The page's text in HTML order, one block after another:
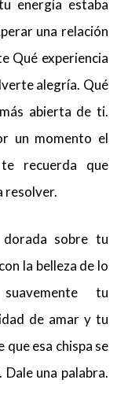
energía estaba
una relación
Qué experiencia
alegría. Qué
abierta de ti.
un momento el
recuerda que
resolver.
sobre tu
la belleza de lo
tu
de amar y tu
esa chispa se
una palabra.